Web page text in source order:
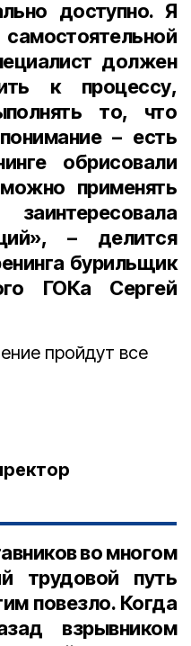
доступно. Я
должен
к процессу,
то, что
– есть
обрисовали
применять
– делится
бурильщик
ГОКа Сергей
пройдут все
во многом
трудовой путь
повезло. Когда
взрывником